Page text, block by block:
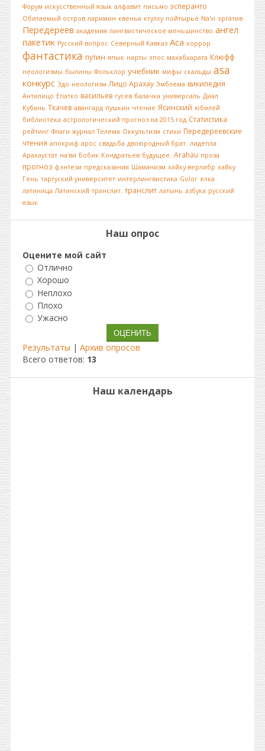
Форум искусственный язык алфавит письмо эсперанто
Обитаемый остров ларимин квенья ктулху пойтырьё Na'vi эргатив
Передереев академия лингвистическое меньшинство ангел
пакетик Русский вопрос Северный Кавказ Аса хоррор
фантастика путин япык нарты эпос махабхарата Клюфф
неологизмы былины Фольклор учебник мифы скальды asa
конкурс Эдо неологизм Лицо Арахау Эмблема википедия
Антилицо Епатко васильев гусев балачка универсаль Диал
Кубань Ткачев авангард пушкин чтение Ясинский юбилей
библиотека астрологический прогноз на 2015 год Статистика
рейтинг Флаги журнал Телема Оккультизм стихи Передереевские
чтения апокриф арос свадьба двоюродный брат. лидепла
Арахаустат на'ви Бобик Кондратьев будущее. Arahau проза
прогноз фэнтези предсказания Шаманизм хайку-верлибр хайку
Гень тартуский университет интерлингвистика Golor елка
латиница Латинский транслит. транслит латынь азбука русский
язык
Наш опрос
Оцените мой сайт
Отлично
Хорошо
Неплохо
Плохо
Ужасно
Результаты | Архив опросов
Всего ответов: 13
Наш календарь